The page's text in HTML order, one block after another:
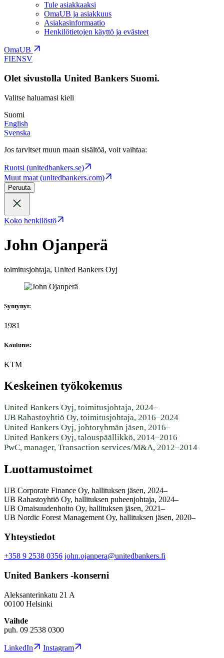
Tule asiakkaaksi
OmaUB ja asiakkuus
Asiakasinformaatio
Henkilötietojen käyttö ja evästeet
OmaUB
FIENSV
Olet sivustolla United Bankers Suomi.
Valitse haluamasi kieli
Suomi
English
Svenska
Jos tarvitset muun maan sisältöä, voit vaihtaa:
Ruotsi (unitedbankers.se)
Muut maat (unitedbankers.com)
Peruuta
Koko henkilöstö
John Ojanperä
toimitusjohtaja, United Bankers Oyj
Syntynyt:
1981
Koulutus:
KTM
Keskeinen työkokemus
United Bankers Oyj, toimitusjohtaja, 2024–
UB Rahastoyhtiö Oy, toimitusjohtaja, 2016–2024
United Bankers Oyj, johtoryhmän jäsen, 2016–
United Bankers Oyj, talouspäällikkö, 2014–2016
PwC, manager, Transaction services/M&A, 2012–2014
Luottamustoimet
UB Corporate Finance Oy, hallituksen jäsen, 2024–
UB Rahastoyhtiö Oy, hallituksen puheenjohtaja, 2024–
UB Omaisuudenhoito Oy, hallituksen jäsen, 2021–
UB Nordic Forest Management Oy, hallituksen jäsen, 2020–
Yhteystiedot
+358 9 2538 0356 john.ojanpera@unitedbankers.fi
United Bankers -konserni
Aleksanterinkatu 21 A
00100 Helsinki
Vaihde
puh. 09 2538 0300
LinkedIn Instagram